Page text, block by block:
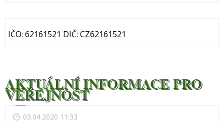
IČO: 62161521 DIČ: CZ62161521
AKTUÁLNÍ INFORMACE PRO
VEŘEJNOST
03.04.2020 11:33